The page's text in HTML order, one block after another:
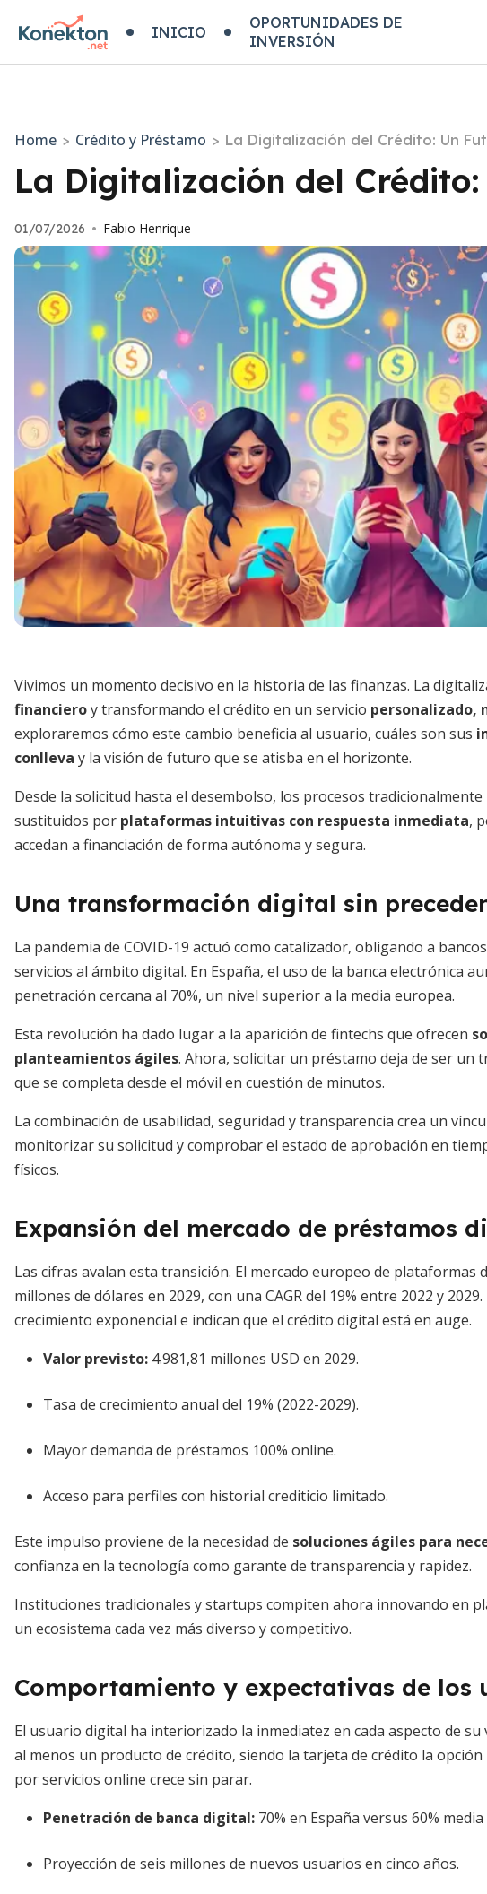
INICIO
OPORTUNIDADES DE
INVERSIÓN
Home > Crédito y Préstamo > La Digitalización del Crédito: Un
La Digitalización del
01/07/2026 • Fabio Henrique
Vivimos un momento decisivo en la historia de las finanzas. La
financieroy transformando el crédito en un servicio personalizado,
exploraremos cómo este cambio beneficia al usuario, cuáles son sus
conlleva y la visión de futuro que se atisba en el horizonte.
Desde la solicitud hasta el desembolso, los procesos
sustituidos por plataformas intuitivas con respuesta inmediata,
accedan a financiación de forma autónoma y segura.
Una transformación digital sin
La pandemia de COVID-19 actuó como catalizador, obligando a
servicios al ámbito digital. En España, el uso de la banca electrónica
penetración cercana al 70%, un nivel superior a la media europea.
Esta revolución ha dado lugar a la aparición de fintechs que ofrecen
planteamientos ágiles. Ahora, solicitar un préstamo deja de ser un
que se completa desde el móvil en cuestión de minutos.
La combinación de usabilidad, seguridad y transparencia crea un
monitorizar su solicitud y comprobar el estado de aprobación en
físicos.
Expansión del mercado de préstamos
Las cifras avalan esta transición. El mercado europeo de plataformas
millones de dólares en 2029, con una CAGR del 19% entre 2022 y
crecimiento exponencial e indican que el crédito digital está en auge.
Valor previsto: 4.981,81 millones USD en 2029.
Tasa de crecimiento anual del 19% (2022-2029).
Mayor demanda de préstamos 100% online.
Acceso para perfiles con historial crediticio limitado.
Este impulso proviene de la necesidad de soluciones ágiles para
confianza en la tecnología como garante de transparencia y rapidez.
Instituciones tradicionales y startups compiten ahora innovando en
un ecosistema cada vez más diverso y competitivo.
Comportamiento y expectativas de los
El usuario digital ha interiorizado la inmediatez en cada aspecto de su
al menos un producto de crédito, siendo la tarjeta de crédito la
por servicios online crece sin parar.
Penetración de banca digital: 70% en España versus 60% media
Proyección de seis millones de nuevos usuarios en cinco años.